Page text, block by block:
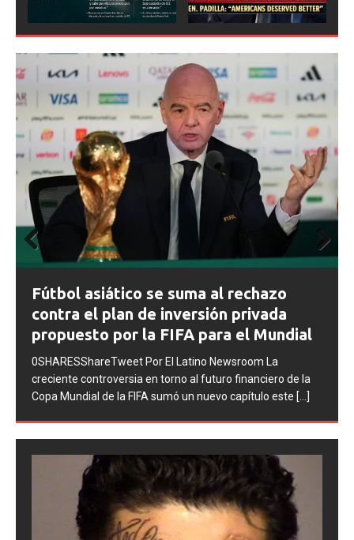
FIFA abre expedientes disciplinarios
contra Argentina tras los incidentes en
la final del Mundial 2026
0SHARESShareTweet Por El Latino Newsroom La FIFA
inició una serie de procesos disciplinarios contra la
Asociación del Fútbol Argentino (AFA), cuatro integrantes
de la selección
Prev
Next